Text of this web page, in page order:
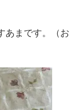
あまです。（お